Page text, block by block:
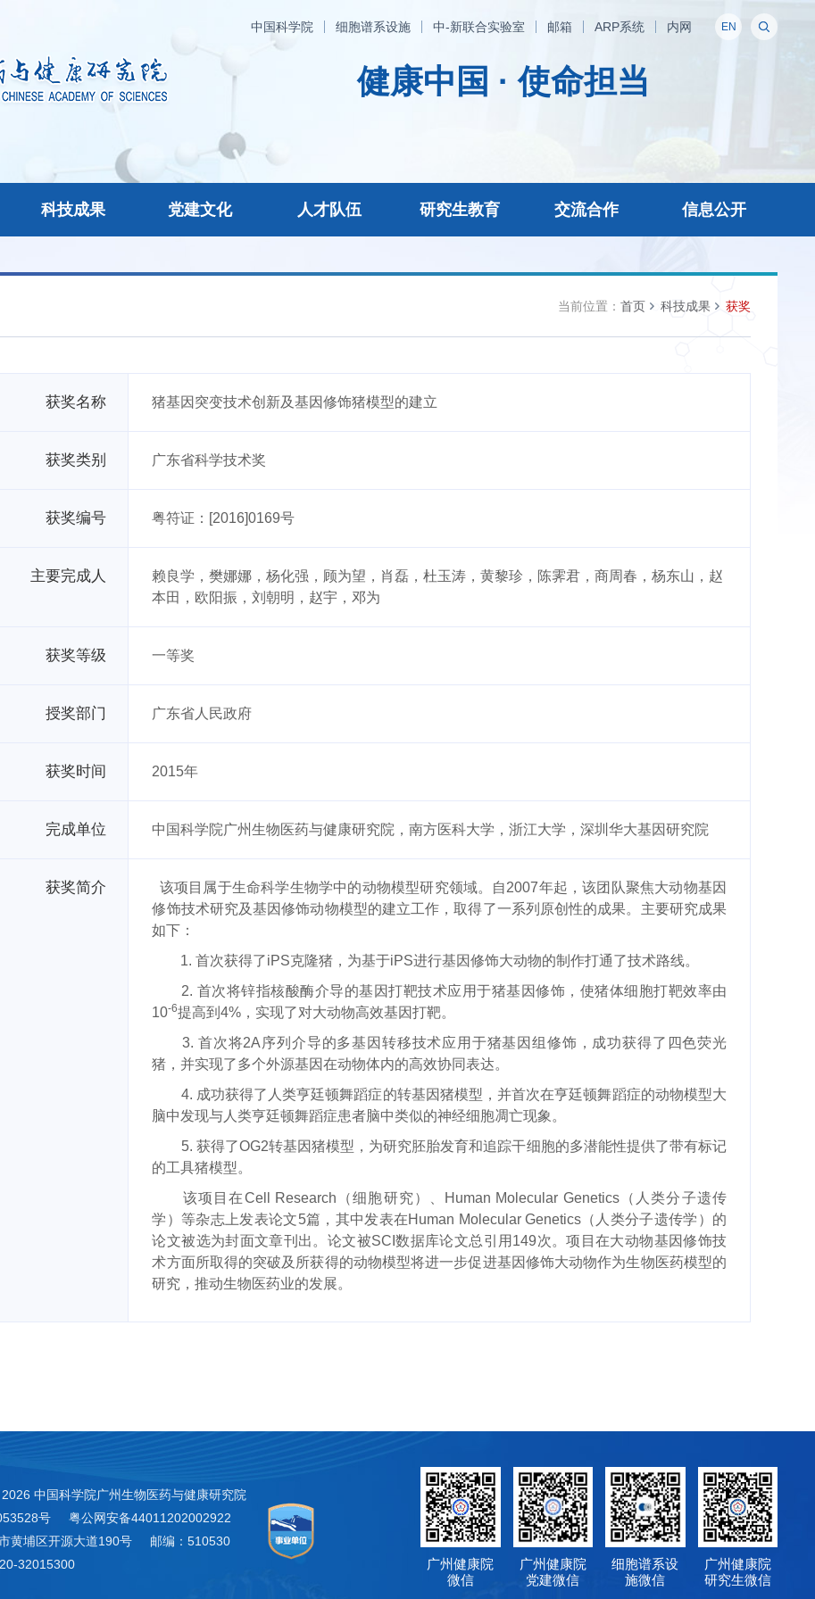
EN
中国科学院 细胞谱系设施 中-新联合实验室 邮箱 ARP系统 内网
健康中国 · 使命担当
科技成果 党建文化 人才队伍 研究生教育 交流合作 信息公开
当前位置： 首页 科技成果 获奖
获奖名称 猪基因突变技术创新及基因修饰猪模型的建立
获奖类别 广东省科学技术奖
获奖编号 粤符证：[2016]0169号
主要完成人
赖良学，樊娜娜，杨化强，顾为望，肖磊，杜玉涛，黄黎珍，陈霁君，商周春，杨东山，赵
本田，欧阳振，刘朝明，赵宇，邓为
获奖等级 一等奖
授奖部门 广东省人民政府
获奖时间 2015年
完成单位 中国科学院广州生物医药与健康研究院，南方医科大学，浙江大学，深圳华大基因研究院
获奖简介 该项目属于生命科学生物学中的动物模型研究领域。自2007年起，该团队聚焦大动物基因
修饰技术研究及基因修饰动物模型的建立工作 ，取得了一系列原创性的成果。主要研究成果
如下：
1.首次获得了iPS克隆猪，为基于iPS进行基因修饰大动物的制作打通了技术路线。
2. 首次将锌指核酸酶介导的基因打靶技术应用于猪基因修饰，使猪体细胞打靶效率由
10-6提高到4% ，实现了对大动物高效基因打靶。
3. 首次将2A 序列介导的多基因转移技术应用于猪基因组修饰，成功获得了四色荧光
猪，并实现了多个外源基因在动物体内的高效协同表达。
4. 成功获得了人类亨廷顿舞蹈症的转基因猪模型，并首次在亨廷顿舞蹈症的动物模型大
脑中发现与人类亨廷顿舞蹈症患者脑中类似的神经细胞凋亡现象。
5. 获得了OG2转基因猪模型，为研究胚胎发育和追踪干细胞的多潜能性提供了带有标记
的工具猪模型。
该项目在Cell Research （细胞研究）、 Human Molecular Genetics（人类分子遗传
学）等杂志上发表论文5篇，其中发表在Human Molecular Genetics（人类分子遗传学）的
论文被选为封面文章刊出。论文被SCI 数据库论文总引用 149次。项目在大动物基因修饰技
术方面所取得的突破及所获得的动物模型将进一步促进基因修饰大动物作为生物医药模型的
研究，推动生物医药业的发展。
2026 中国科学院广州生物医药与健康研究院
号
粤公网安备44011202002922
黄埔区开源大道190号
邮编：510530
32015300
广州健康院
微信
广州健康院
党建微信
细胞谱系设
施微信
广州健康院
研究生微信